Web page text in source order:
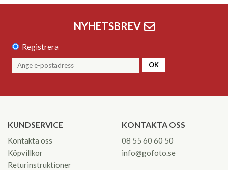
NYHETSBREV
Registrera
OK
KUNDSERVICE
Kontakta oss
Köpvillkor
Returinstruktioner
KONTAKTA OSS
08 55 60 60 50
info@gofoto.se